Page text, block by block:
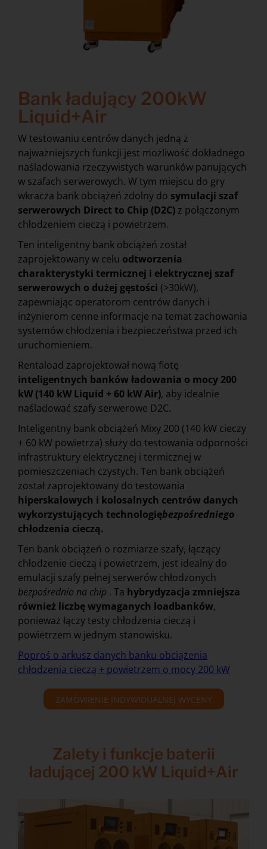
Bank ładujący 200kW
Liquid+Air
W testowaniu centrów danych jedną z
najważniejszych funkcji jest możliwość dokładnego
naśladowania rzeczywistych warunków panujących
w szafach serwerowych. W tym miejscu do gry
wkracza bank obciążeń zdolny do symulacji szaf
serwerowych Direct to Chip (D2C)z połączonym
chłodzeniem cieczą i powietrzem.
Ten inteligentny bank obciążeń został
zaprojektowany w celu odtworzenia
charakterystyki termicznej i elektrycznej szaf
serwerowych o dużej gęstości (>30kW),
zapewniając operatorom centrów danych i
inżynierom cenne informacje na temat zachowania
systemów chłodzenia i bezpieczeństwa przed ich
uruchomieniem.
Rentaload zaprojektował nową flotę
inteligentnych banków ładowania o mocy 200
kW (140 kW Liquid + 60 kW Air), aby idealnie
naśladować szafy serwerowe D2C.
Inteligentny bank obciążeń Mixy 200 (140 kW cieczy
+ 60 kW powietrza) służy do testowania odporności
infrastruktury elektrycznej i termicznej w
pomieszczeniach czystych. Ten bank obciążeń
został zaprojektowany do testowania
hiperskalowych i kolosalnych centrów danych
wykorzystujących technologiębezpośredniego
chłodzenia cieczą.
Ten bank obciążeń o rozmiarze szafy, łączący
chłodzenie cieczą i powietrzem, jest idealny do
emulacji szafy pełnej serwerów chłodzonych
bezpośrednio na chip . Ta hybrydyzacja zmniejsza
również liczbę wymaganych loadbanków,
ponieważ łączy testy chłodzenia cieczą i
powietrzem w jednym stanowisku.
Poproś o arkusz danych banku obciążenia
chłodzenia cieczą + powietrzem o mocy 200 kW
ZAMÓWIENIE INDYWIDUALNEJ WYCENY
Zalety i funkcje baterii
ładującej 200 kW Liquid+Air